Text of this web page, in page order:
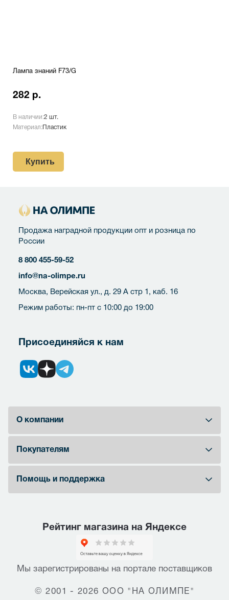
Лампа знаний F73/G
282 р.
В наличии:2 шт.
Материал: Пластик
Купить
Продажа наградной продукции опт и розница по
России
8 800 455-59-52
info@na-olimpe.ru
Москва, Верейская ул., д. 29 А стр 1, каб. 16
Режим работы: пн-пт с 10:00 до 19:00
Присоединяйся к нам
О компании
Покупателям
Помощь и поддержка
Рейтинг магазина на Яндексе
Мы зарегистрированы на портале поставщиков
© 2001 - 2026 ООО "НА ОЛИМПЕ"